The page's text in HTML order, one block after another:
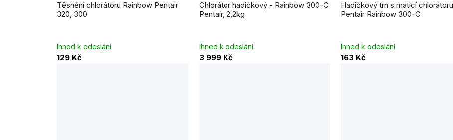
Těsnění chlorátoru Rainbow Pentair
320, 300
Ihned k odeslání
129 Kč
Chlorátor hadičkový - Rainbow 300-C
Pentair, 2,2kg
Ihned k odeslání
3 999 Kč
Hadičkový trn s maticí chlorátoru
Pentair Rainbow 300-C
Ihned k odeslání
163 Kč